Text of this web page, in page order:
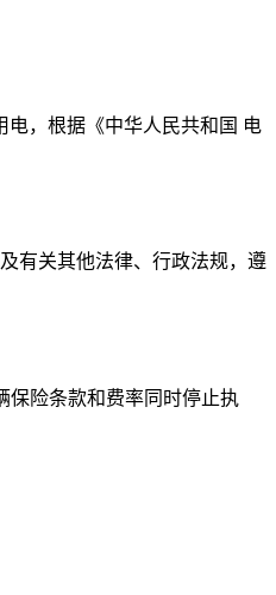
电，根据《中华人民共和国 电
有关其他法律、行政法规，遵
保险条款和费率同时停止执